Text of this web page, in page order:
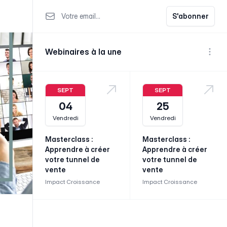
Votre email S'abonner
Webinaires à la une
Voir
SEPT
04
Vendredi
Masterclass :
Apprendre à créer
votre tunnel de
vente
Impact Croissance
SEPT
25
Vendredi
Masterclass :
Apprendre à créer
votre tunnel de
vente
Impact Croissance